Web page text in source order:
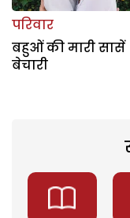
परिवार
बहुओं की मारी सासें
बेचारी